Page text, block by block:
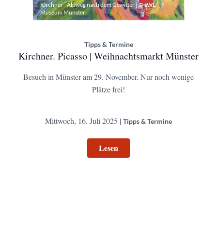
Kirchner - Alpweg nach dem Gewitter | © LWL
Museum Münster
Tipps & Termine
Kirchner. Picasso | Weihnachtsmarkt Münster
Besuch in Münster am 29. November. Nur noch wenige
Plätze frei!
Mittwoch, 16. Juli 2025 | Tipps & Termine
Lesen